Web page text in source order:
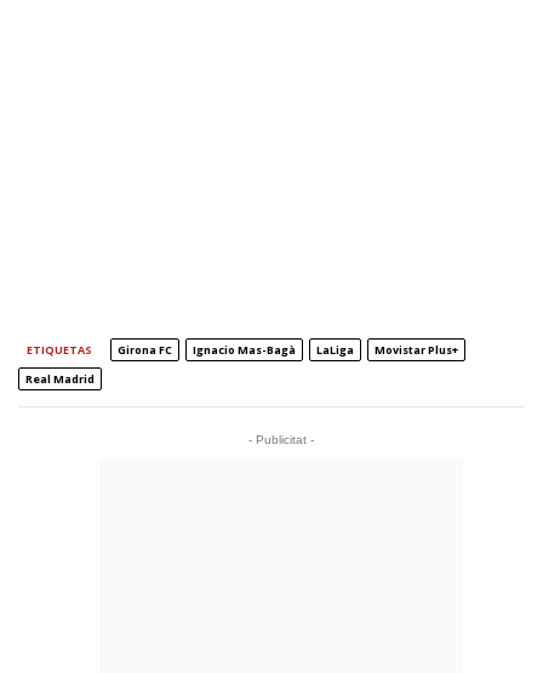
ETIQUETAS Girona FC Ignacio Mas-Bagà LaLiga
Movistar Plus+
Real Madrid
- Publicitat -